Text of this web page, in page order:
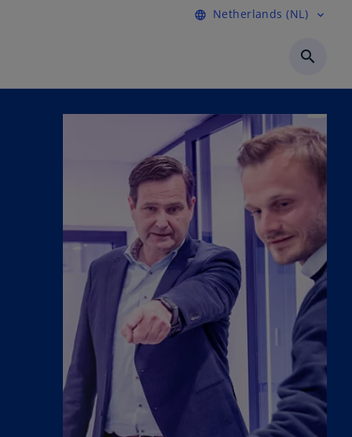
language Netherlands (NL) expand_more
search